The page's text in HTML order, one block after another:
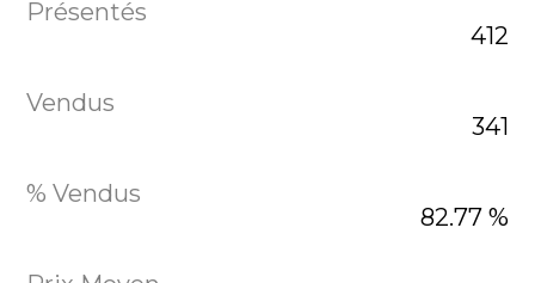
412
341
82.77 %